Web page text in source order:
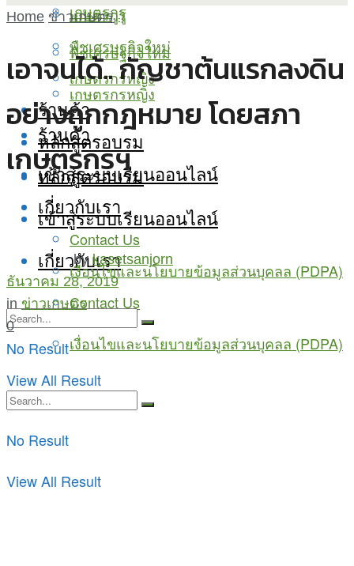
เกษตรกูรู
พืชเศรษฐกิจใหม่
เกษตรกรหญิง
ร้านค้า
หลักสูตรอบรม
เข้าสู่ระบบเรียนออนไลน์
เกี่ยวกับเรา
Contact Us
เงื่อนไขและนโยบายข้อมูลส่วนบุคลล (PDPA)
No Result
View All Result
เกษตรกูรู
พืชเศรษฐกิจใหม่
เกษตรกรหญิง
ร้านค้า
หลักสูตรอบรม
เข้าสู่ระบบเรียนออนไลน์
เกี่ยวกับเรา
Contact Us
เงื่อนไขและนโยบายข้อมูลส่วนบุคลล (PDPA)
No Result
View All Result
Home ข่าวเกษตร
เอาจนได้.. กัญชาต้นแรกลงดิน
อย่างถูกกฎหมาย โดยสภา
เกษตรกรฯ
by kasetsanjorn
ธันวาคม 28, 2019
in ข่าวเกษตร
0